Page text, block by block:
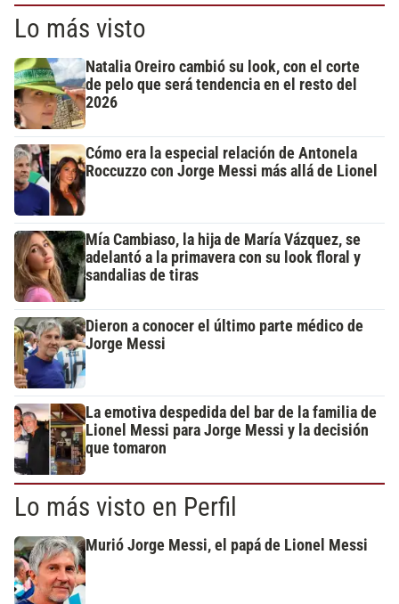
Lo más visto
Natalia Oreiro cambió su look, con el corte
de pelo que será tendencia en el resto del
2026
Cómo era la especial relación de Antonela
Roccuzzo con Jorge Messi más allá de Lionel
Mía Cambiaso, la hija de María Vázquez, se
adelantó a la primavera con su look floral y
sandalias de tiras
Dieron a conocer el último parte médico de
Jorge Messi
La emotiva despedida del bar de la familia de
Lionel Messi para Jorge Messi y la decisión
que tomaron
Lo más visto en Perfil
Murió Jorge Messi, el papá de Lionel Messi